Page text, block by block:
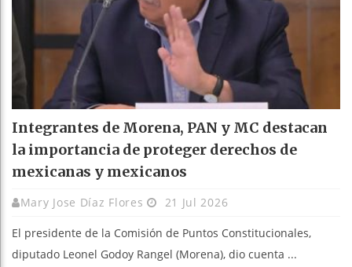
Integrantes de Morena, PAN y MC destacan
la importancia de proteger derechos de
mexicanas y mexicanos
Mary Jose Díaz Flores 21 Jul 2026
El presidente de la Comisión de Puntos Constitucionales,
diputado Leonel Godoy Rangel (Morena), dio cuenta ...